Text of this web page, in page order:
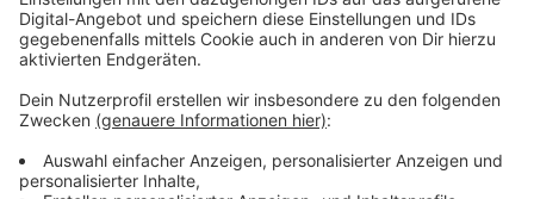
Personalmangel den Betrieb.
Greven: Die Situation ist vergleichbar mit dem
Vorjahr. Auch hier setzt man auf besseres Wetter,
um den Umsatz zu stabilisieren.
Neuenkirchen: Die Besucherzahlen sind bislang
niedrig. Ein Niveau wie im letzten Jahr könnte nur
erreicht werden, wenn der August noch